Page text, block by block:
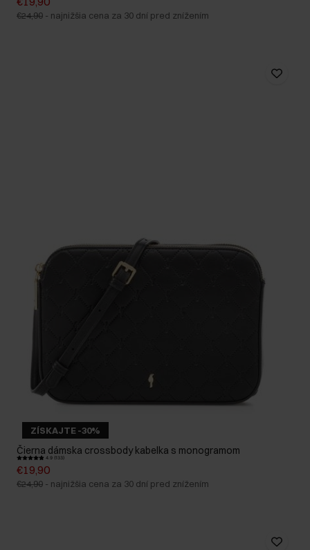
€24,90 - najnižšia cena za 30 dní pred znížením
ZÍSKAJTE -30%
Čierna dámska crossbody kabelka s monogramom
4.9 (133)
€19,90
€24,90 - najnižšia cena za 30 dní pred znížením